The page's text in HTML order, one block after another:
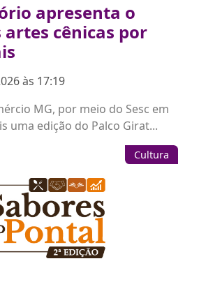
apresenta o
cênicas por
às 17:19
MG, por meio do Sesc em
uma edição do Palco Girat...
Cultura